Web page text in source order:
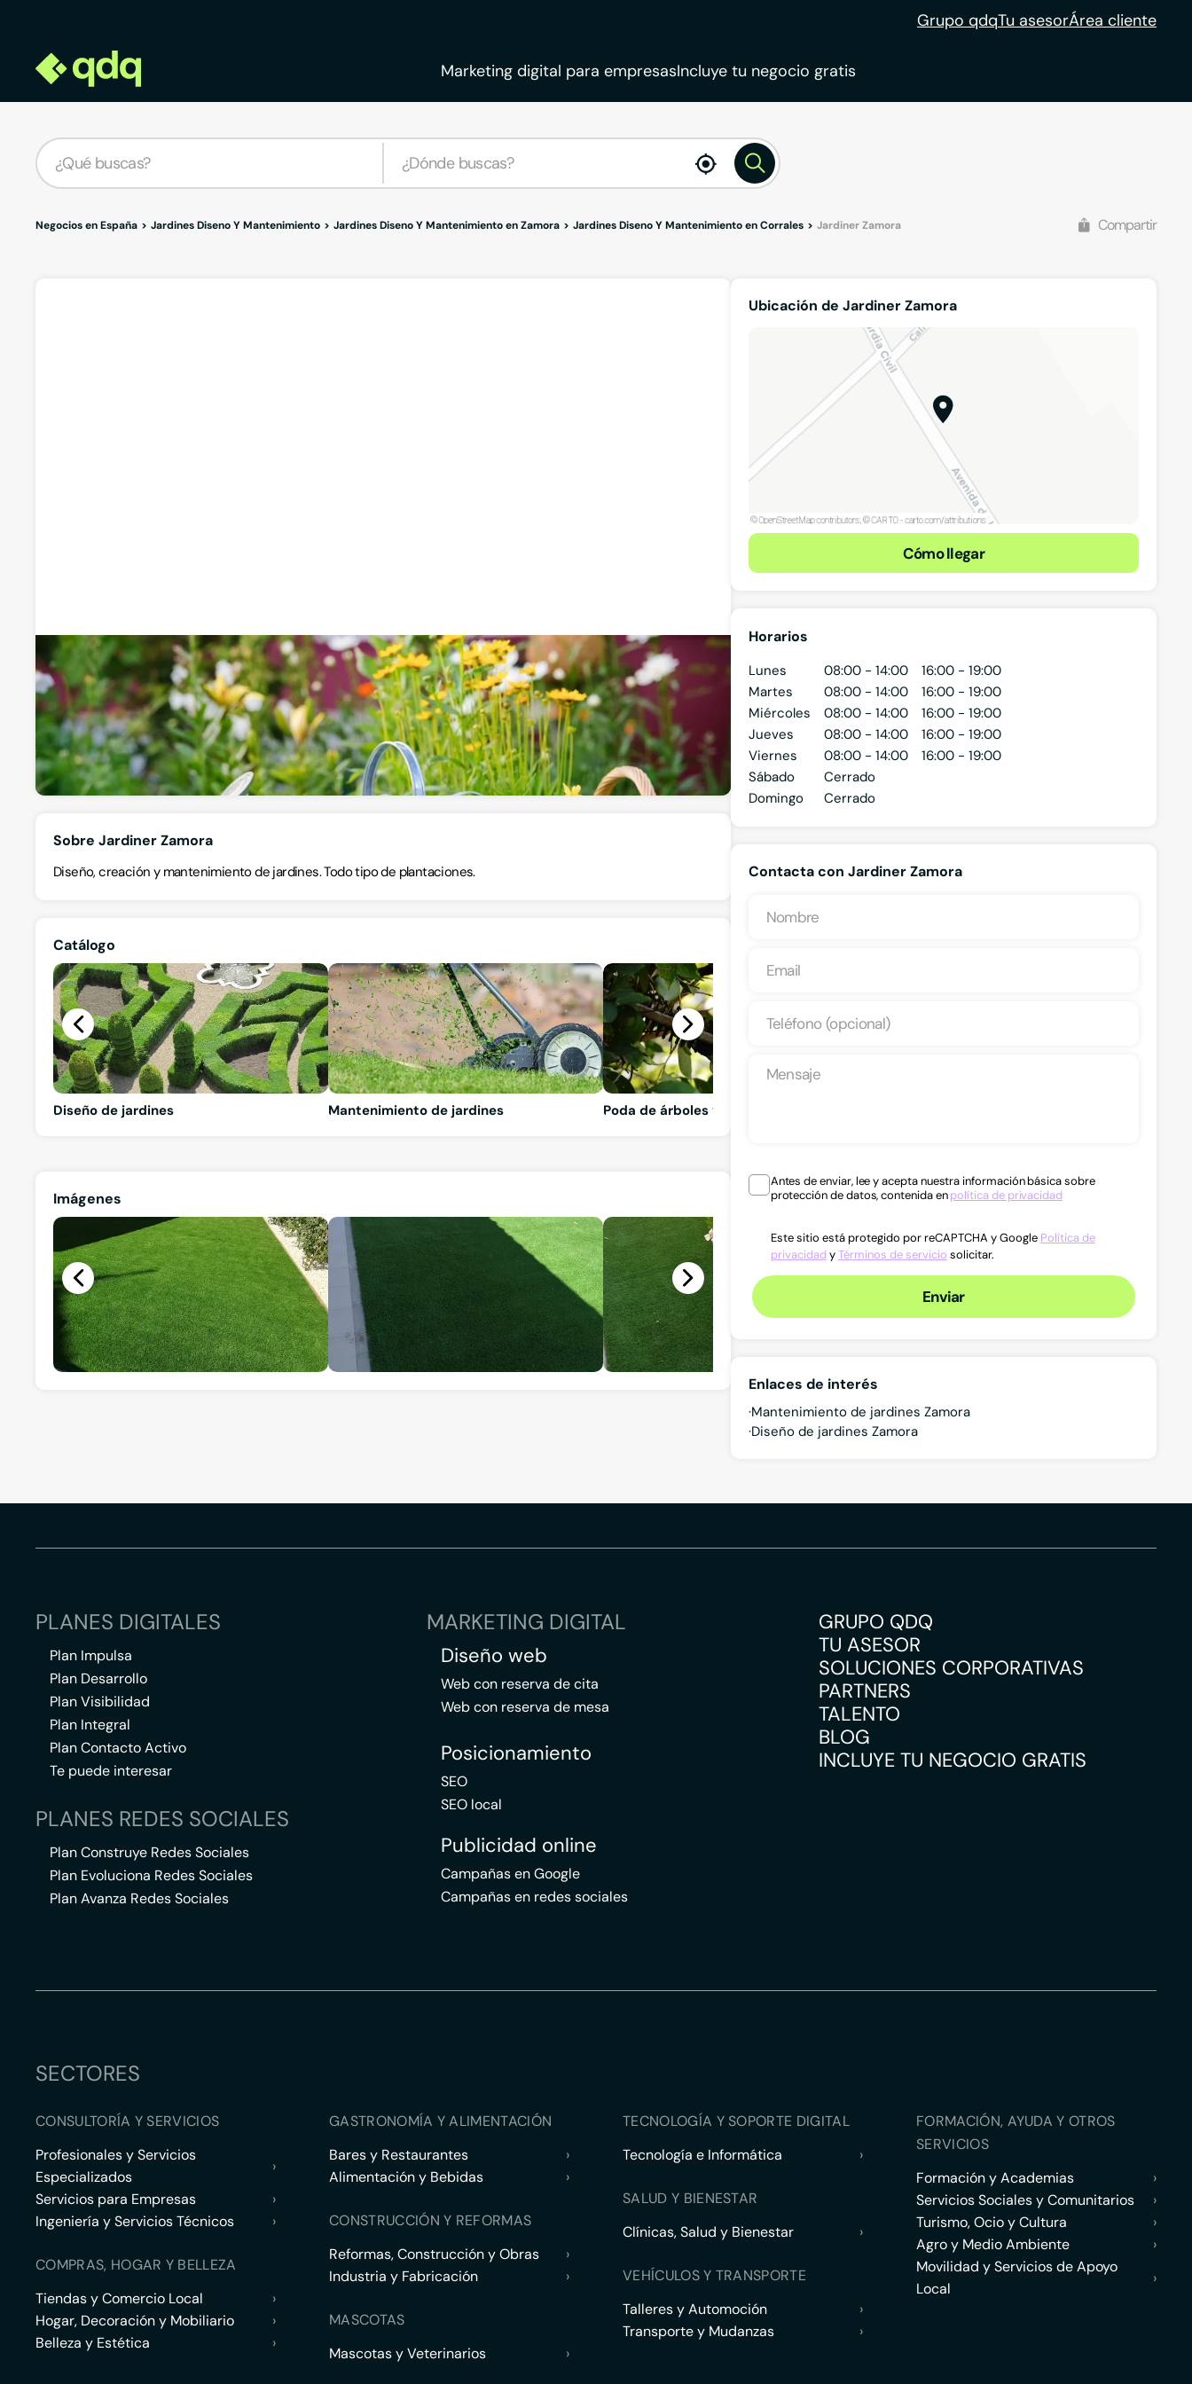
Grupo qdqTu asesorÁrea cliente
Marketing digital para empresasIncluye tu negocio gratis
enable
location
Negocios en España Jardines Diseno Y Mantenimiento Jardines Diseno Y Mantenimiento en Zamora Jardines Diseno Y Mantenimiento en Corrales Jardiner Zamora Compartir
Recomendado por qdq
Jardiner Zamora
Diseño y mantenimiento de jardines
Av. Guardia Civil 27, 49700, Corrales, Zamora
Visitar web
Ver teléfono
Sobre Jardiner Zamora
Diseño, creación y mantenimiento de jardines. Todo tipo de plantaciones.
Catálogo
Diseño de jardines Mantenimiento de jardines Poda de árboles y jardines
Imágenes
Ubicación de Jardiner Zamora
Cómo llegar
Horarios
Lunes 08:00 - 14:00
16:00 - 19:00
Martes
08:00 - 14:00
16:00 - 19:00
Miércoles
08:00 - 14:00
16:00 - 19:00
Jueves
08:00 - 14:00
16:00 - 19:00
Viernes
08:00 - 14:00
16:00 - 19:00
Sábado
Cerrado
Domingo
Cerrado
Contacta con Jardiner Zamora
Antes de enviar, lee y acepta nuestra información básica sobre
protección de datos, contenida enpolítica de privacidad
Este sitio está protegido por reCAPTCHA y Google Política de
privacidad yTérminos de servicio solicitar.
Enviar
Enlaces de interés
Mantenimiento de jardines Zamora
Diseño de jardines Zamora
PLANES DIGITALES
Plan Impulsa
Plan Desarrollo
Plan Visibilidad
Plan Integral
Plan Contacto Activo
Te puede interesar
PLANES REDES SOCIALES
Plan Construye Redes Sociales
Plan Evoluciona Redes Sociales
Plan Avanza Redes Sociales
MARKETING DIGITAL
Diseño web
Web con reserva de cita
Web con reserva de mesa
Posicionamiento
SEO
SEO local
Publicidad online
Campañas en Google
Campañas en redes sociales
GRUPO QDQ
TU ASESOR
SOLUCIONES CORPORATIVAS
PARTNERS
TALENTO
BLOG
INCLUYE TU NEGOCIO GRATIS
SECTORES
CONSULTORÍA Y SERVICIOS
Profesionales y Servicios
Especializados
›
Servicios para Empresas
›
Ingeniería y Servicios Técnicos
›
COMPRAS, HOGAR Y BELLEZA
Tiendas y Comercio Local
›
Hogar, Decoración y Mobiliario
›
Belleza y Estética
›
GASTRONOMÍA Y ALIMENTACIÓN
Bares y Restaurantes
›
Alimentación y Bebidas
›
CONSTRUCCIÓN Y REFORMAS
Reformas, Construcción y Obras
›
Industria y Fabricación
›
MASCOTAS
Mascotas y Veterinarios
›
TECNOLOGÍA Y SOPORTE DIGITAL
Tecnología e Informática
›
SALUD Y BIENESTAR
Clínicas, Salud y Bienestar
›
VEHÍCULOS Y TRANSPORTE
Talleres y Automoción
›
Transporte y Mudanzas
›
FORMACIÓN, AYUDA Y OTROS
SERVICIOS
Formación y Academias
›
Servicios Sociales y Comunitarios
›
Turismo, Ocio y Cultura
›
Agro y Medio Ambiente
›
Movilidad y Servicios de Apoyo
Local
›